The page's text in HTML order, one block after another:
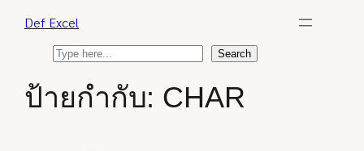
Def Excel
S
a
r
Search
ป้ายกำกับ: CHAR